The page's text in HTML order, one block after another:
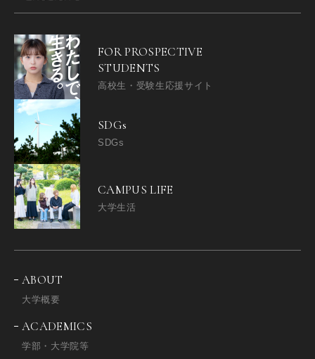
FOR PROSPECTIVE
STUDENTS
高校生・受験生応援サイト
SDGs
SDGs
CAMPUS LIFE
大学生活
ABOUT
大学概要
ACADEMICS
学部・大学院等